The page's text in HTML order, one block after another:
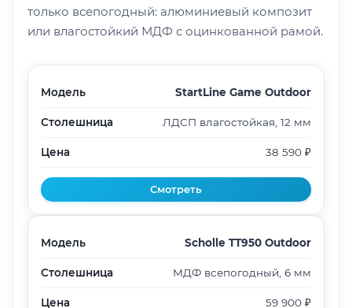
только всепогодный: алюминиевый композит
или влагостойкий МДФ с оцинкованной рамой.
Модель StartLine Game Outdoor
Столешница ЛДСП влагостойкая, 12 мм
Цена 38 590 ₽
Смотреть
Модель Scholle TT950 Outdoor
Столешница МДФ всепогодный, 6 мм
Цена 59 900 ₽